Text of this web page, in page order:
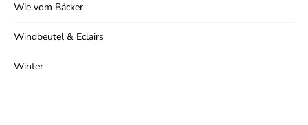
Wie vom Bäcker
Windbeutel & Eclairs
Winter